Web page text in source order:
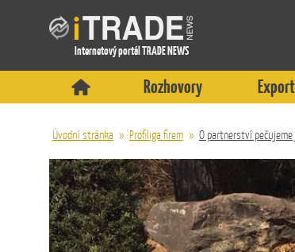
Internetový portál TRADE NEWS
Rozhovory
Úvodní stránka » Profiliga firem » O partnerství